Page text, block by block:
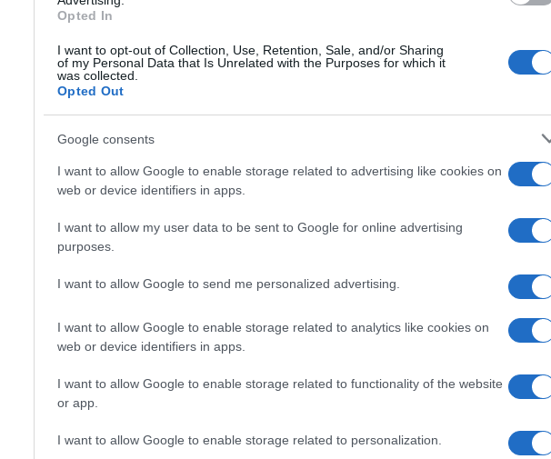
Opted In
I want to opt-out of Collection, Use, Retention, Sale, and/or Sharing
of my Personal Data that Is Unrelated with the Purposes for which it
was collected.
Opted Out
Google consents
I want to allow Google to enable storage related to advertising like cookies on
web or device identifiers in apps.
I want to allow my user data to be sent to Google for online advertising
purposes.
I want to allow Google to send me personalized advertising.
I want to allow Google to enable storage related to analytics like cookies on
web or device identifiers in apps.
I want to allow Google to enable storage related to functionality of the website
or app.
I want to allow Google to enable storage related to personalization.
Jamie Raskin zsidó demokrata képviselő szerint a
keleti béketárgyalások, melyek eddig a kétállami
tevékenység ellenében, most területek egyoldalú
kétállami megoldást nem támogató amerikai béketerv
lezárását.”
A határozat hangsúlyozza, hogy el kell
amelyek megnehezítik a tartós békét.
Az antiszemita botrányiról elhíresült demokrata
ellen szavazott, határozottan hangot adva
határozat nem csak egy Izrael által ellehetetlenített,
támogat, de legitimizálja az egyenlőtlenséget, az etnikai